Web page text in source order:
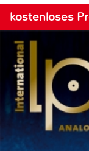
kostenloses